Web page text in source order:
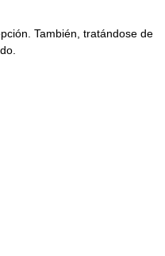
También, tratándose de